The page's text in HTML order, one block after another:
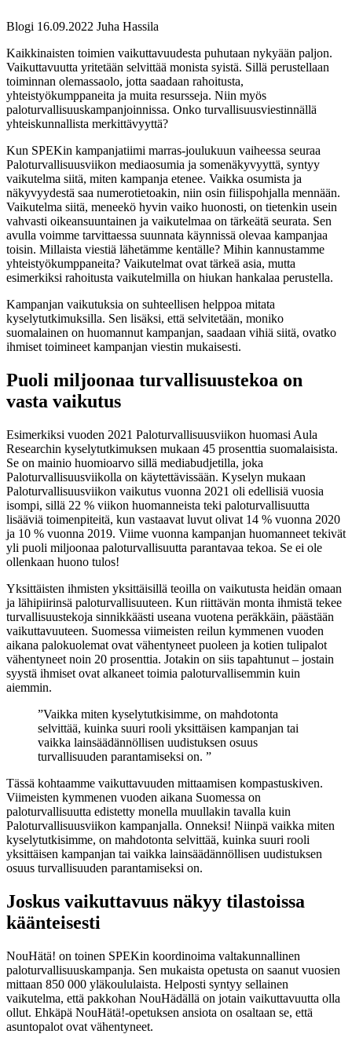
Blogi 16.09.2022 Juha Hassila
Kaikkinaisten toimien vaikuttavuudesta puhutaan nykyään paljon.
Vaikuttavuutta yritetään selvittää monista syistä. Sillä perustellaan
toiminnan olemassaolo, jotta saadaan rahoitusta,
yhteistyökumppaneita ja muita resursseja. Niin myös
paloturvallisuuskampanjoinnissa. Onko turvallisuusviestinnällä
yhteiskunnallista merkittävyyttä?
Kun SPEKin kampanjatiimi marras-joulukuun vaiheessa seuraa
Paloturvallisuusviikon mediaosumia ja somenäkyvyyttä, syntyy
vaikutelma siitä, miten kampanja etenee. Vaikka osumista ja
näkyvyydestä saa numerotietoakin, niin osin fiilispohjalla mennään.
Vaikutelma siitä, meneekö hyvin vaiko huonosti, on tietenkin usein
vahvasti oikeansuuntainen ja vaikutelmaa on tärkeätä seurata. Sen
avulla voimme tarvittaessa suunnata käynnissä olevaa kampanjaa
toisin. Millaista viestiä lähetämme kentälle? Mihin kannustamme
yhteistyökumppaneita? Vaikutelmat ovat tärkeä asia, mutta
esimerkiksi rahoitusta vaikutelmilla on hiukan hankalaa perustella.
Kampanjan vaikutuksia on suhteellisen helppoa mitata
kyselytutkimuksilla. Sen lisäksi, että selvitetään, moniko
suomalainen on huomannut kampanjan, saadaan vihiä siitä, ovatko
ihmiset toimineet kampanjan viestin mukaisesti.
Puoli miljoonaa turvallisuustekoa on
vasta vaikutus
Esimerkiksi vuoden 2021 Paloturvallisuusviikon huomasi Aula
Researchin kyselytutkimuksen mukaan 45 prosenttia suomalaisista.
Se on mainio huomioarvo sillä mediabudjetilla, joka
Paloturvallisuusviikolla on käytettävissään. Kyselyn mukaan
Paloturvallisuusviikon vaikutus vuonna 2021 oli edellisiä vuosia
isompi, sillä 22 % viikon huomanneista teki paloturvallisuutta
lisääviä toimenpiteitä, kun vastaavat luvut olivat 14 % vuonna 2020
ja 10 % vuonna 2019. Viime vuonna kampanjan huomanneet tekivät
yli puoli miljoonaa paloturvallisuutta parantavaa tekoa. Se ei ole
ollenkaan huono tulos!
Yksittäisten ihmisten yksittäisillä teoilla on vaikutusta heidän omaan
ja lähipiirinsä paloturvallisuuteen. Kun riittävän monta ihmistä tekee
turvallisuustekoja sinnikkäästi useana vuotena peräkkäin, päästään
vaikuttavuuteen. Suomessa viimeisten reilun kymmenen vuoden
aikana palokuolemat ovat vähentyneet puoleen ja kotien tulipalot
vähentyneet noin 20 prosenttia. Jotakin on siis tapahtunut – jostain
syystä ihmiset ovat alkaneet toimia paloturvallisemmin kuin
aiemmin.
Vaikka miten kyselytutkisimme, on mahdotonta
selvittää, kuinka suuri rooli yksittäisen kampanjan tai
vaikka lainsäädännöllisen uudistuksen osuus
turvallisuuden parantamiseksi on.
Tässä kohtaamme vaikuttavuuden mittaamisen kompastuskiven.
Viimeisten kymmenen vuoden aikana Suomessa on
paloturvallisuutta edistetty monella muullakin tavalla kuin
Paloturvallisuusviikon kampanjalla. Onneksi! Niinpä vaikka miten
kyselytutkisimme, on mahdotonta selvittää, kuinka suuri rooli
yksittäisen kampanjan tai vaikka lainsäädännöllisen uudistuksen
osuus turvallisuuden parantamiseksi on.
Joskus vaikuttavuus näkyy tilastoissa
käänteisesti
NouHätä! on toinen SPEKin koordinoima valtakunnallinen
paloturvallisuuskampanja. Sen mukaista opetusta on saanut vuosien
mittaan 850 000 yläkoululaista. Helposti syntyy sellainen
vaikutelma, että pakkohan NouHädällä on jotain vaikuttavuutta olla
ollut. Ehkäpä NouHätä!-opetuksen ansiota on osaltaan se, että
asuntopalot ovat vähentyneet.